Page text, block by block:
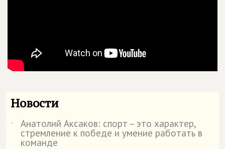
Новости
˙ Анатолий Аксаков: спорт – это характер,
стремление к победе и умение работать в
команде